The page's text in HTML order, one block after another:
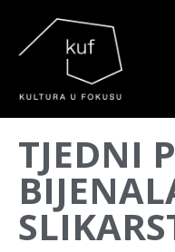
TJEDNI
▼